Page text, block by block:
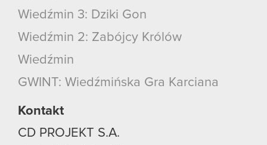
Wiedźmin 3: Dziki Gon
Wiedźmin 2: Zabójcy Królów
Wiedźmin
GWINT: Wiedźmińska Gra Karciana
Kontakt
CD PROJEKT S.A.